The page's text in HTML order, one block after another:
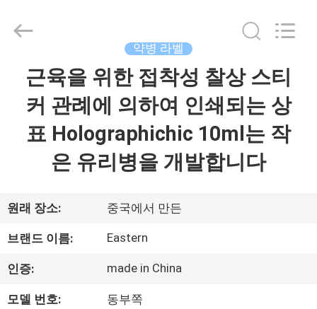
우
리
에
대
2017
약병 라벨
근육을 위한 접착성 찰상 스티
커 관례에 의하여 인쇄되는 상
표 Holographichic 10ml는 작
은 유리병을 개발합니다
원래 장소: 중국에서 만든
브랜드 이름: Eastern
인증: made in China
모델 번호: 동부쪽